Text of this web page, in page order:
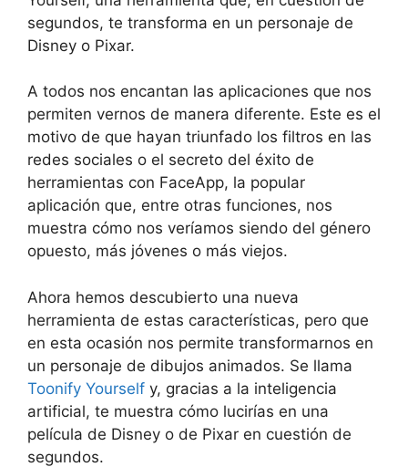
segundos, te transforma en un personaje de
Disney o Pixar.
A todos nos encantan las aplicaciones que nos
permiten vernos de manera diferente. Este es el
motivo de que hayan triunfado los filtros en las
redes sociales o el secreto del éxito de
herramientas con FaceApp, la popular
aplicación que, entre otras funciones, nos
muestra cómo nos veríamos siendo del género
opuesto, más jóvenes o más viejos.
Ahora hemos descubierto una nueva
herramienta de estas características, pero que
en esta ocasión nos permite transformarnos en
un personaje de dibujos animados. Se llama
Toonify Yourself y, gracias a la inteligencia
artificial, te muestra cómo lucirías en una
película de Disney o de Pixar en cuestión de
segundos.